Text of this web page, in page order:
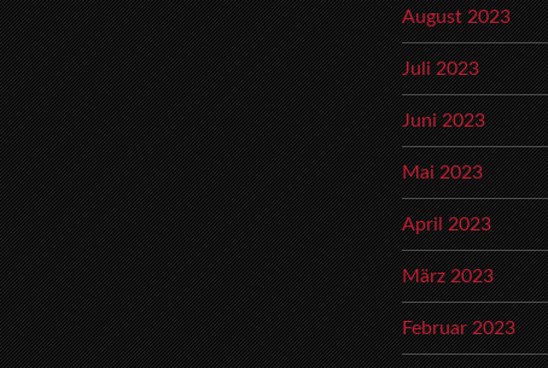
August 2023
Juli 2023
Juni 2023
Mai 2023
April 2023
März 2023
Februar 2023